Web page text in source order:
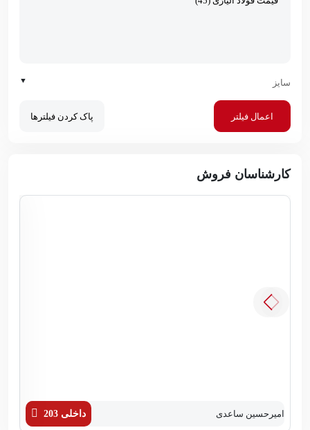
سایز ▼
اعمال فیلتر پاک کردن فیلترها
کارشناسان فروش
امیرحسین ساعدی داخلی 203